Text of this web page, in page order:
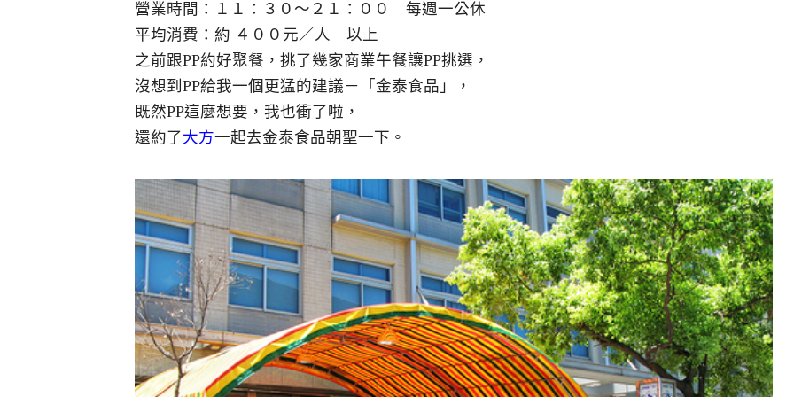
營業時間：１１：３０～２１：００ 每週一公休
平均消費：約 ４００元／人 以上
之前跟PP約好聚餐，挑了幾家商業午餐讓PP挑選，
沒想到PP給我一個更猛的建議－「金泰食品」，
既然PP這麼想要，我也衝了啦，
還約了大方一起去金泰食品朝聖一下。